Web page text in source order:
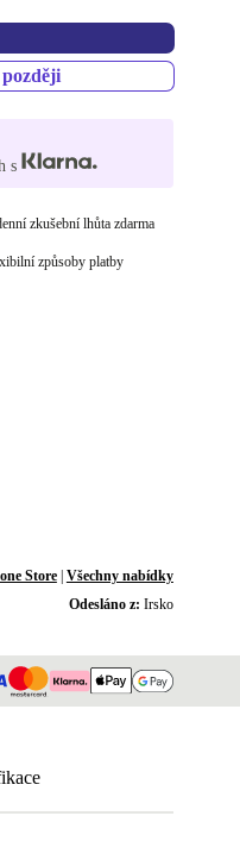
s
zkušební lhůta zdarma
způsoby platby
Store| Všechny nabídky
Odesláno z: Irsko